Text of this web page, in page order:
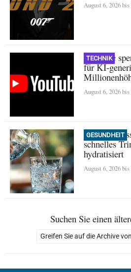
August 6, 2026
TECHNIK
YouTube
für KI-
August 6, 2026
GESUNDHEIT
Mythos
schnelles
hydratisiert
August 6, 2026
Suchen Sie einen
Greifen Sie auf die Archive